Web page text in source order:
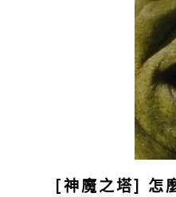
[神魔之塔] 怎